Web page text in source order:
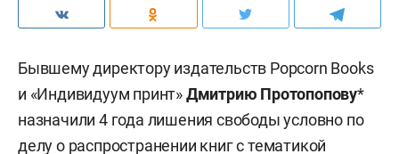
Бывшему директору издательств Popcorn Books
и «Индивидуум принт»Дмитрию Протопопову*
назначили 4 года лишения свободы условно по
делу о распространении книг с тематикой